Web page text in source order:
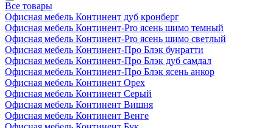
Все товары
Офисная мебель Континент дуб кронберг
Офисная мебель Континент-Pro ясень шимо темный
Офисная мебель Континент-Pro ясень шимо светлый
Офисная мебель Континент-Про Блэк бунратти
Офисная мебель Континент-Про Блэк дуб самдал
Офисная мебель Континент-Про Блэк ясень анкор
Офисная мебель Континент Орех
Офисная мебель Континент Серый
Офисная мебель Континент Вишня
Офисная мебель Континент Венге